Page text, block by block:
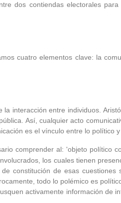
dos contiendas electorales
cuatro elementos clave: la
interacción entre individuos.
Así, cualquier acto
es el vínculo entre lo político
comprender al: 'objeto político
los cuales tienen
constitución de esas cuestiones
todo lo polémico es
activamente información de